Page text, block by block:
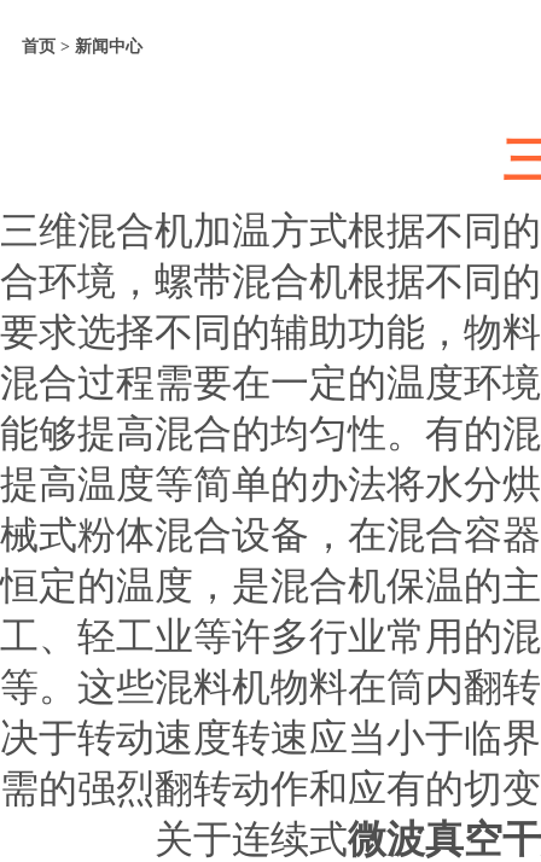
首页 > 新闻中心
三维混合机加温方式根据不同
合环境，螺带混合机根据不同
要求选择不同的辅助功能，物
混合过程需要在一定的温度环
能够提高混合的均匀性。有的
提高温度等简单的办法将水分
械式粉体混合设备，在混合容
恒定的温度，是混合机保温的
工、轻工业等许多行业常用的
等。这些混料机物料在筒内翻
决于转动速度转速应当小于临
需的强烈翻转动作和应有的切
关于连续式微波真空